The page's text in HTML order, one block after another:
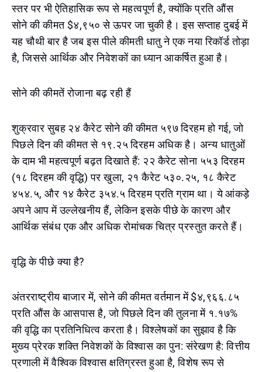
स्तर पर भी ऐतिहासिक रूप से महत्वपूर्ण है, क्योंकि प्रति औंस
सोने की कीमत $४,९५० से ऊपर जा चुकी है। इस सप्ताह दुबई में
यह चौथी बार है जब इस पीले कीमती धातु ने एक नया रिकॉर्ड तोड़ा
है, जिससे आर्थिक और निवेशकों का ध्यान आकर्षित हुआ है।
सोने की कीमतें रोजाना बढ़ रही हैं
शुक्रवार सुबह २४ कैरेट सोने की कीमत ५९७ दिरहम हो गई, जो
पिछले दिन की कीमत से १९.२५ दिरहम अधिक है। अन्य धातुओं
के दाम भी महत्वपूर्ण बढ़त दिखाते हैं: २२ कैरेट सोना ५५३ दिरहम
(१८ दिरहम की वृद्धि) पर खुला, २१ कैरेट ५३०.२५, १८ कैरेट
४५४.५, और १४ कैरेट ३५४.५ दिरहम प्रति ग्राम था। ये आंकड़े
अपने आप में उल्लेखनीय हैं, लेकिन इसके पीछे के कारण और
आर्थिक संबंध एक और अधिक रोमांचक चित्र प्रस्तुत करते हैं।
वृद्धि के पीछे क्या है?
अंतरराष्ट्रीय बाजार में, सोने की कीमत वर्तमान में $४,९६६.८५
प्रति औंस के आसपास है, जो पिछले दिन की तुलना में १.१७%
की वृद्धि का प्रतिनिधित्व करता है। विश्लेषकों का सुझाव है कि
मुख्य प्रेरक शक्ति निवेशकों के विश्वास का पुन: संरेखण है: वित्तीय
प्रणाली में वैश्विक विश्वास क्षतिग्रस्त हुआ है, विशेष रूप से